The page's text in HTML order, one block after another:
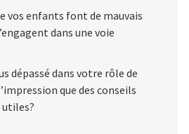
vos enfants font de mauvais
dans une voie
dépassé dans votre rôle de
que des conseils